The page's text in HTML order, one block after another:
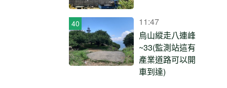
11:47
烏山縱走八連峰
~33(監測站這有
產業道路可以開
車到達)